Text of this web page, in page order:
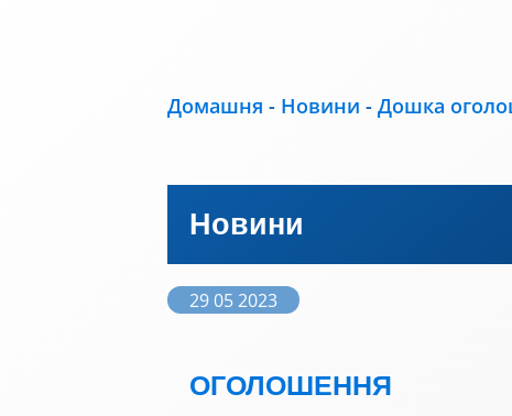
Домашня - Новини - Дошка
Новини
29 05 2023
ОГОЛОШЕННЯ